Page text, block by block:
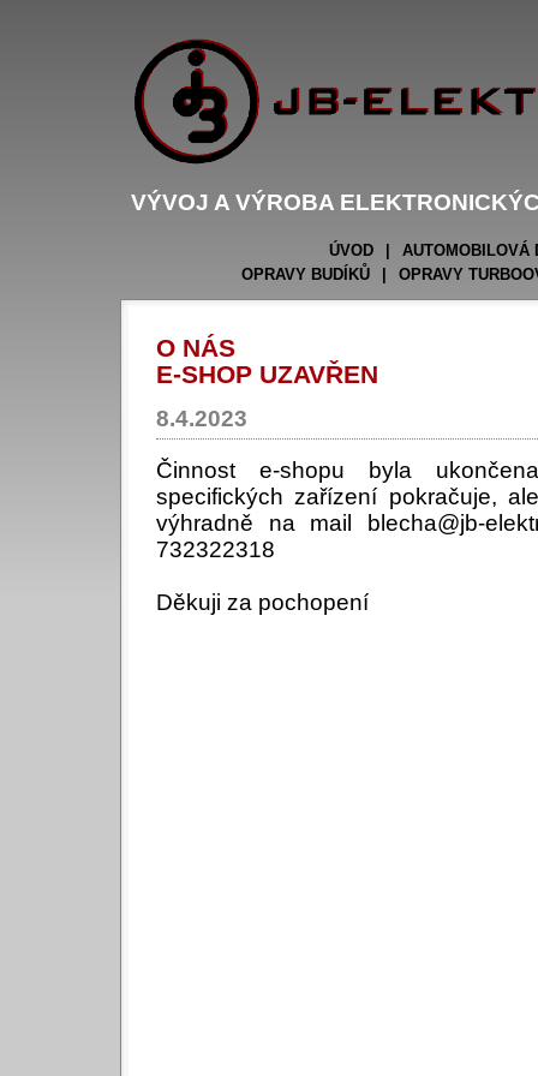
VÝVOJ A VÝROBA
ÚVOD |
AUTOMOBILOVÁ
OPRAVY BUDÍKŮ
| OPRAVY
O NÁS
E-SHOP UZAVŘEN
8.4.2023
Činnost e-shopu byla
specifických zařízení pokračuje,
výhradně na mail blecha@jb-
732322318
Děkuji za pochopení